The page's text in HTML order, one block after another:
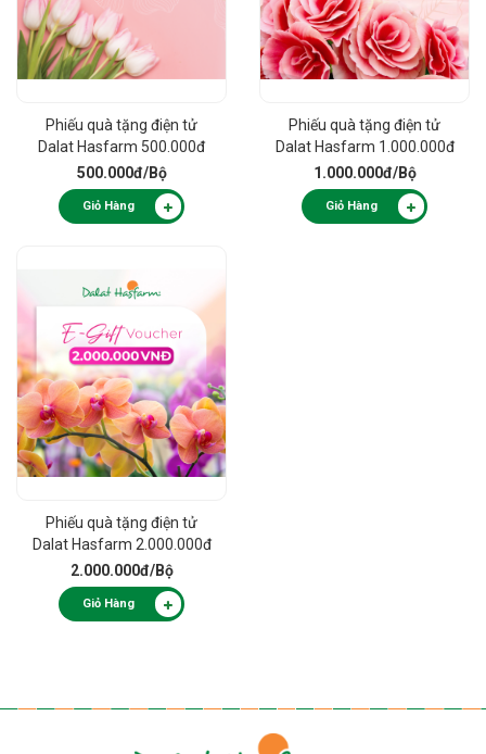
Phiếu quà tặng điện tử
Dalat Hasfarm 500.000đ
500.000đ/Bộ
Giỏ Hàng
Phiếu quà tặng điện tử
Dalat Hasfarm 1.000.000đ
1.000.000đ/Bộ
Giỏ Hàng
Phiếu quà tặng điện tử
Dalat Hasfarm 2.000.000đ
2.000.000đ/Bộ
Giỏ Hàng